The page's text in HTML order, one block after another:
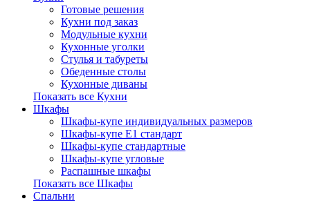
Готовые решения
Кухни под заказ
Модульные кухни
Кухонные уголки
Стулья и табуреты
Обеденные столы
Кухонные диваны
Показать все Кухни
Шкафы
Шкафы-купе индивидуальных размеров
Шкафы-купе Е1 стандарт
Шкафы-купе стандартные
Шкафы-купе угловые
Распашные шкафы
Показать все Шкафы
Спальни